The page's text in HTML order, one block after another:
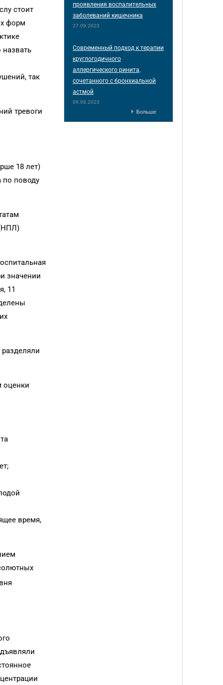
стоит
форм
так
тревоги
18 лет)
по поводу
значении
11
оценки
время,
проявления воспалительных
заболеваний кишечника
27.09.2023
Современный подход к терапии
круглогодичного
аллергического ринита,
сочетанного с бронхиальной
астмой
09.08.2023
Больше